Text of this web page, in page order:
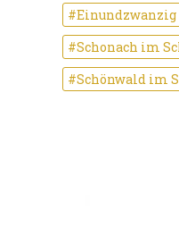
#Einundzwanzig
#Schonach im
#Schönwald im